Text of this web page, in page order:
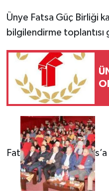
Ünye Fatsa Güç Birliği
bilgilendirme
Fat